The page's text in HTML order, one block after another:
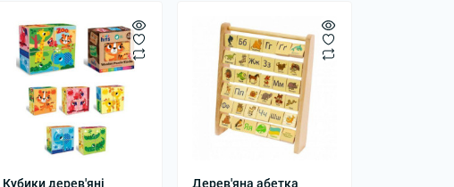
Кубики дерев'яні
Дерев'яна абетка